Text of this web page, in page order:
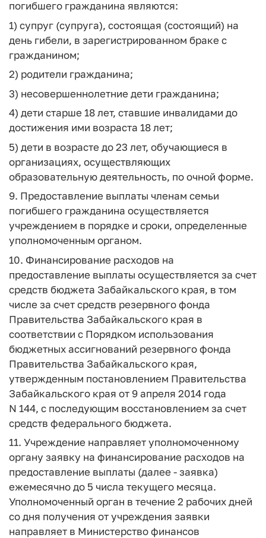
погибшего гражданина являются:
1) супруг (супруга), состоящая (состоящий) на
день гибели, в зарегистрированном браке с
гражданином;
2) родители гражданина;
3) несовершеннолетние дети гражданина;
4) дети старше 18 лет, ставшие инвалидами до
достижения ими возраста 18 лет;
5) дети в возрасте до 23 лет, обучающиеся в
организациях, осуществляющих
образовательную деятельность, по очной форме.
9. Предоставление выплаты членам семьи
погибшего гражданина осуществляется
учреждением в порядке и сроки, определенные
уполномоченным органом.
10. Финансирование расходов на
предоставление выплаты осуществляется за счет
средств бюджета Забайкальского края, в том
числе за счет средств резервного фонда
Правительства Забайкальского края в
соответствии с Порядком использования
бюджетных ассигнований резервного фонда
Правительства Забайкальского края,
утвержденным постановлением Правительства
Забайкальского края от 9 апреля 2014 года
N 144, с последующим восстановлением за счет
средств федерального бюджета.
11. Учреждение направляет уполномоченному
органу заявку на финансирование расходов на
предоставление выплаты (далее - заявка)
ежемесячно до 5 числа текущего месяца.
Уполномоченный орган в течение 2 рабочих дней
со дня получения от учреждения заявки
направляет в Министерство финансов